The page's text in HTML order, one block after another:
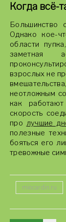
Когда всё-
Большинство
Однако кое-
области
заметная
взрослых не
неотложным
как
скорость
про лучшие
полезные
бояться его
тревожные
miocardin.ru